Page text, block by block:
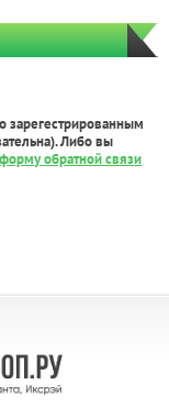
зарегестрированным
Либо вы
форму обратной связи